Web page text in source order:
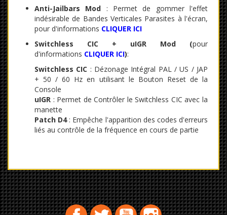
Anti-Jailbars Mod : Permet de gommer l'effet
indésirable de Bandes Verticales Parasites à l'écran,
pour d'informations CLIQUER ICI
Switchless CIC + uIGR Mod (pour
d'informations CLIQUER ICI):
Switchless CIC : Dézonage Intégral PAL / US / JAP
+ 50 / 60 Hz en utilisant le Bouton Reset de la
Console
uIGR : Permet de Contrôler le Switchless CIC avec la
manette
Patch D4: Empêche l'apparition des codes d'erreurs
liés au contrôle de la fréquence en cours de partie
FacebookTwitterYouTubeInstagram